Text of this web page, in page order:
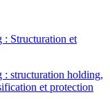
: Structuration et
: structuration holding,
et protection